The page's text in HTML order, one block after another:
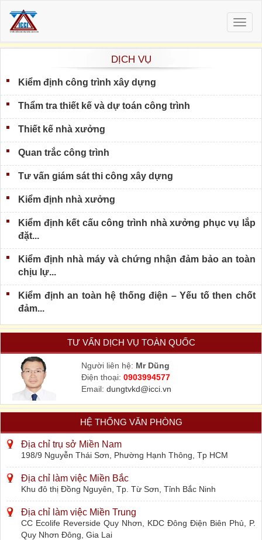
DỊCH VỤ
Kiểm định công trình xây dựng
Thẩm tra thiết kế và dự toán công trình
Thiết kế nhà xưởng
Quan trắc công trình
Tư vấn giám sát thi công xây dựng
Kiểm định nhà xưởng
Kiểm định kết cấu công trình nhà xưởng phục vụ lắp
đặt...
Kiểm định nhà máy và chứng nhận đảm bảo an toàn
chịu lự...
Kiểm định an toàn hệ thống điện – Yếu tố then chốt
đảm...
TƯ VẤN DỊCH VỤ TOÀN QUỐC
Người liên hệ: Mr Dũng
Điện thoại: 0903994577
Email: dungtvkd@icci.vn
HỆ THỐNG VĂN PHÒNG
Địa chỉ trụ sở Miền Nam
198/9 Nguyễn Thái Sơn, Phường Hạnh Thông, Tp HCM
Địa chỉ làm việc Miền Bắc
Khu đô thị Đồng Nguyên, Tp. Từ Sơn, Tỉnh Bắc Ninh
Địa chỉ làm việc Miền Trung
CC Ecolife Reverside Quy Nhơn, KDC Đông Điện Biên Phủ, P.
Quy Nhơn Đông, Gia Lai